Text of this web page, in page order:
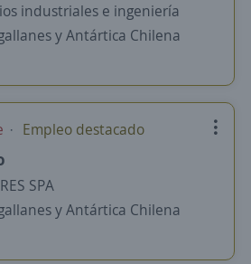
industriales e ingeniería
y Antártica Chilena
Empleo destacado
SPA
y Antártica Chilena